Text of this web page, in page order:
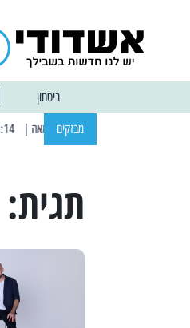
ביטחון
מבזקים | 12:14 13/01/2025 אחרי שבוע: הוסר איסור הרחצה בחופי אשדוד
תגית: